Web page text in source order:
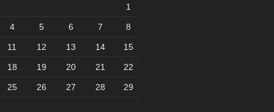
1
4 5 6 7 8
11 12 13 14 15
18 19 20 21 22
25 26 27 28 29